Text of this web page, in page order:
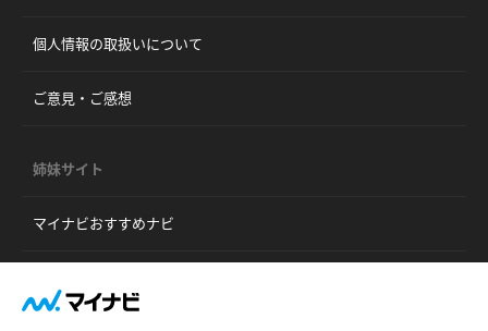
個人情報の取扱いについて
ご意見・ご感想
姉妹サイト
マイナビおすすめナビ